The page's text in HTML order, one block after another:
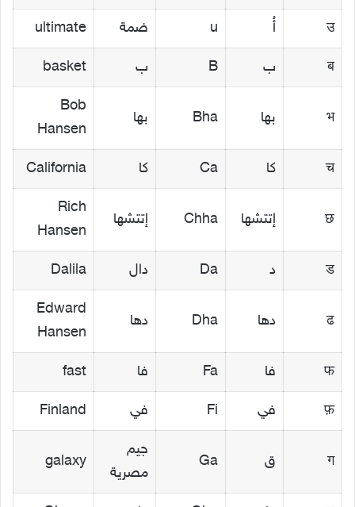
उ أُ u ضمة ultimate
ब ب B ب basket
भ بها Bha بها
Bob
Hansen
च كا Ca كا California
छ إتتشها Chha إتتشها
Rich
Hansen
ड د Da دال Dalila
ढ دها Dha دها
Edward
Hansen
फ فا Fa فا fast
फ़ في Fi في Finland
ग ق Ga
جيم
مصرية
galaxy